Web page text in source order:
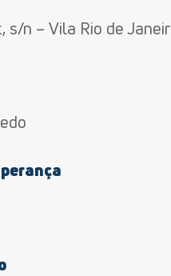
s/n – Vila Rio de